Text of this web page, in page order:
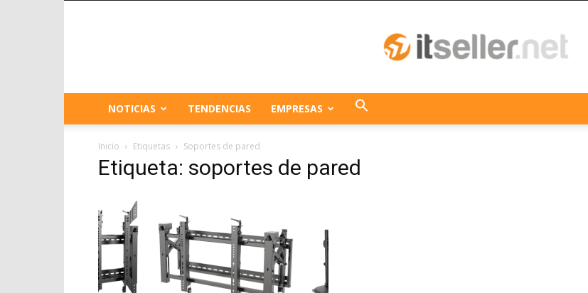
NOTICIAS TENDENCIAS EMPRESAS
Inicio Etiquetas Soportes de pared
Etiqueta: soportes de pared